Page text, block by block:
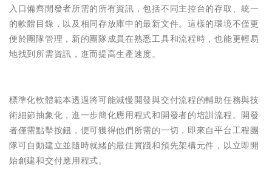
入口備齊開發者所需的所有資訊，包括不同主控台的存取、統一
的軟體目錄，以及相同存放庫中的最新文件。這樣的環境不僅更
便於團隊管理，新的團隊成員在熟悉工具和流程時，也能更輕易
地找到所需資訊，進而提高生產速度。
標準化軟體範本透過將可能減慢開發與交付流程的輔助任務與技
術細節抽象化，進一步簡化應用程式和開發者的培訓流程。開發
者僅需點擊按鈕，便可獲得他們所需的一切，即來自平台工程團
隊可自動建立並隨時就緒的最佳實踐和預先架構元件，以立即開
始創建和交付應用程式。